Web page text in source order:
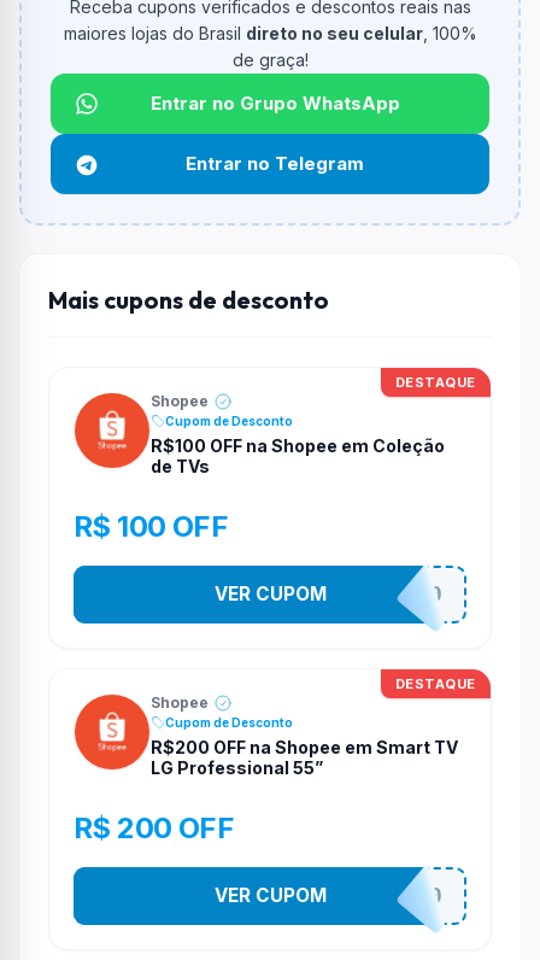
Qual é o desconto máximo?
Não informado ou sem limite.
Funciona em qualquer produto?
Não necessariamente. Depende de itens participantes
e alguns vendedores ou produtos especificos podem
não aceitar cupons.
Receba cupons verificados e descontos reais nas
maiores lojas do Brasil direto no seu celular, 100%
de graça!
Entrar no Grupo WhatsApp
Entrar no Telegram
Mais cupons de desconto
DESTAQUE
Shopee
Cupom de Desconto
R$100 OFF na Shopee em Coleção
de TVs
R$ 100 OFF
TV100
VER CUPOM
DESTAQUE
Shopee
Cupom de Desconto
R$200 OFF na Shopee em Smart TV
LG Professional 55”
R$ 200 OFF
TV200
VER CUPOM